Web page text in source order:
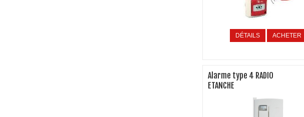
DÉTAILS ACHETER
Alarme type 4 RADIO
ETANCHE